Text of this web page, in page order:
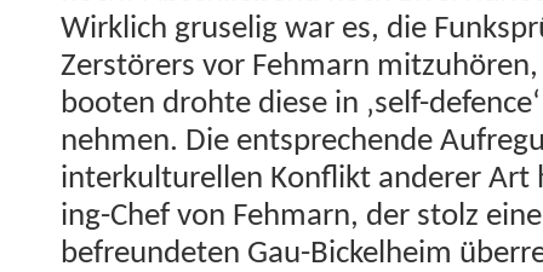
Wirk­lich gruselig war es, die
Zer­stör­ers vor Fehmarn
booten dro­hte diese in ‚self-
nehmen. Die entsprechende
interkul­turellen Kon­flikt ander­er
ing-Chef von Fehmarn, der stolz
befre­un­de­ten Gau-Bick­el­heim